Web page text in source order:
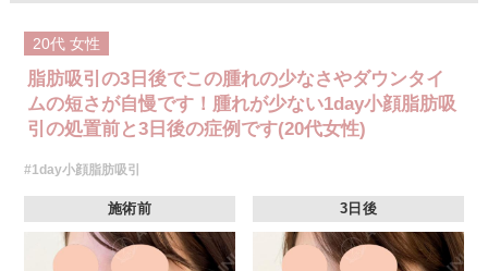
20代 女性
脂肪吸引の3日後でこの腫れの少なさやダウンタイ
ムの短さが自慢です！腫れが少ない1day小顔脂肪吸
引の処置前と3日後の症例です(20代女性)
#1day小顔脂肪吸引
施術前 3日後